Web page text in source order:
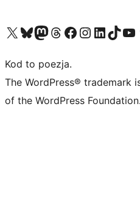
Odwiedź nasze konto X (dawniej Twitter)
Odwiedź nasze konto Bluesky
Odwiedź nasze konto na Mastodoncie
Odwiedź naszego Threadsa
Odwiedź naszego Facebooka
Odwiedź nasze konto na
Odwiedź nasze konto na
Odwiedź naszego
Kod to poezja.
The WordPress® trademark
of the WordPress Foundation.